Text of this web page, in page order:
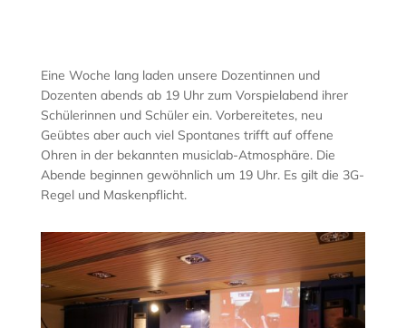
Eine Woche lang laden unsere Dozentinnen und
Dozenten abends ab 19 Uhr zum Vorspielabend ihrer
Schülerinnen und Schüler ein. Vorbereitetes, neu
Geübtes aber auch viel Spontanes trifft auf offene
Ohren in der bekannten musiclab-Atmosphäre. Die
Abende beginnen gewöhnlich um 19 Uhr. Es gilt die 3G-
Regel und Maskenpflicht.